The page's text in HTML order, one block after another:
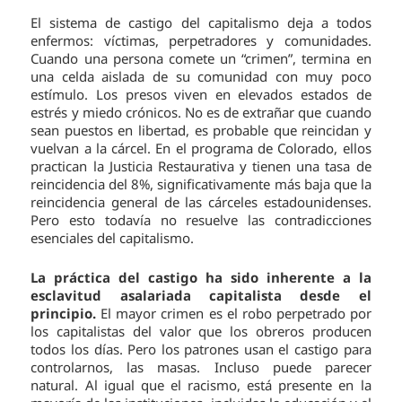
El sistema de castigo del capitalismo deja a todos
enfermos: víctimas, perpetradores y comunidades.
Cuando una persona comete un “crimen”, termina en
una celda aislada de su comunidad con muy poco
estímulo. Los presos viven en elevados estados de
estrés y miedo crónicos. No es de extrañar que cuando
sean puestos en libertad, es probable que reincidan y
vuelvan a la cárcel. En el programa de Colorado, ellos
practican la Justicia Restaurativa y tienen una tasa de
reincidencia del 8%, significativamente más baja que la
reincidencia general de las cárceles estadounidenses.
Pero esto todavía no resuelve las contradicciones
esenciales del capitalismo.
La práctica del castigo ha sido inherente a la
esclavitud asalariada capitalista desde el
principio. El mayor crimen es el robo perpetrado por
los capitalistas del valor que los obreros producen
todos los días. Pero los patrones usan el castigo para
controlarnos, las masas. Incluso puede parecer
natural. Al igual que el racismo, está presente en la